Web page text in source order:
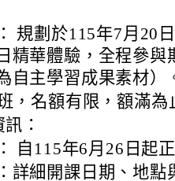
規劃於115年7月20
精華體驗，全程參與
自主學習成果素材）
，名額有限，額滿為
：
自115年6月26日起
詳細開課日期、地點